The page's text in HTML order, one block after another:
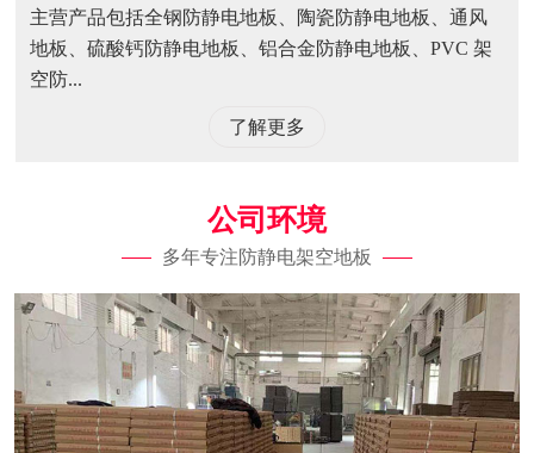
主营产品包括全钢防静电地板、陶瓷防静电地板、通风
地板、硫酸钙防静电地板、铝合金防静电地板、PVC 架
空防...
了解更多
公司环境
多年专注防静电架空地板